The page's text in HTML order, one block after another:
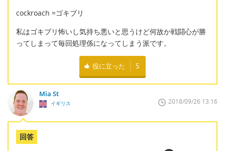
cockroach =ゴキブリ
私はゴキブリ怖いし気持ち悪いと思うけど何故か戦闘心が勝
ってしまって毎回処理係になってしまう派です。
役に立った 5
Mia St
イギリス 2018/09/26 13:16
回答